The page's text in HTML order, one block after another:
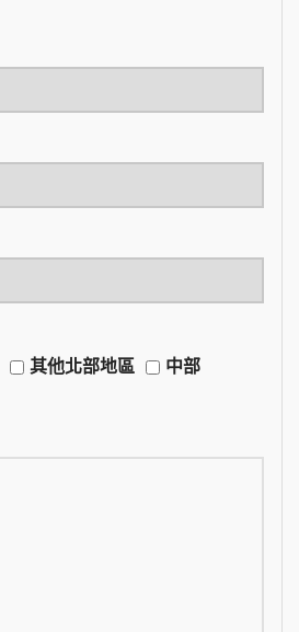
其他北部地區
中部